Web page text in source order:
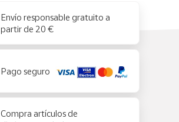
Envío responsable gratuito a
partir de 20 €
Pago seguro
Compra artículos de